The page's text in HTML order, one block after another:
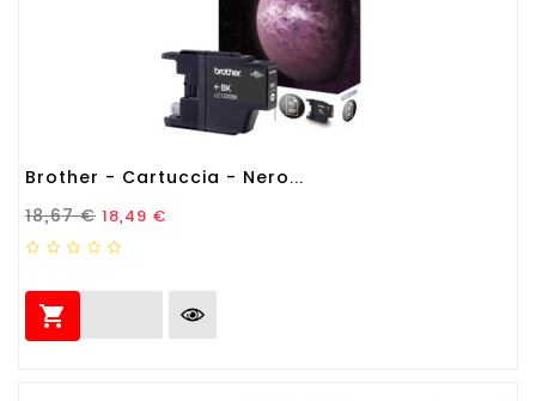
Brother - Cartuccia - Nero...
Prezzo Standard
18,67 € Prezzo
18,49 €
